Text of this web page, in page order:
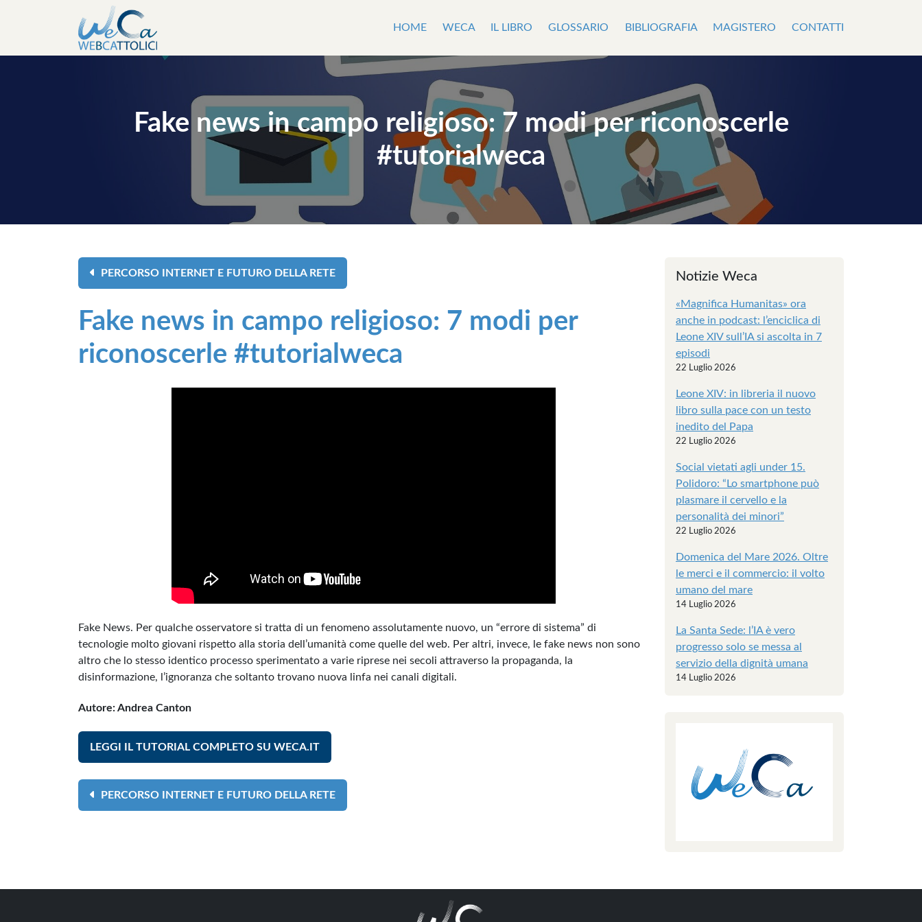
HOME WECA IL LIBRO GLOSSARIO BIBLIOGRAFIA MAGISTERO CONTATTI
Fake news in campo religioso: 7 modi per riconoscerle
#tutorialweca
PERCORSO INTERNET E FUTURO DELLA RETE
Fake news in campo religioso: 7 modi per
riconoscerle #tutorialweca
Fake News. Per qualche osservatore si tratta di un fenomeno assolutamente nuovo, un “errore di sistema” di
tecnologie molto giovani rispetto alla storia dell’umanità come quelle del web. Per altri, invece, le fake news non sono
altro che lo stesso identico processo sperimentato a varie riprese nei secoli attraverso la propaganda, la
disinformazione, l’ignoranza che soltanto trovano nuova linfa nei canali digitali.
Autore: Andrea Canton
LEGGI IL TUTORIAL COMPLETO SU WECA.IT
PERCORSO INTERNET E FUTURO DELLA RETE
Notizie Weca
«Magnifica Humanitas» ora
anche in podcast: l’enciclica di
Leone XIV sull’IA si ascolta in 7
episodi
22 Luglio 2026
Leone XIV: in libreria il nuovo
libro sulla pace con un testo
inedito del Papa
22 Luglio 2026
Social vietati agli under 15.
Polidoro: “Lo smartphone può
plasmare il cervello e la
personalità dei minori”
22 Luglio 2026
Domenica del Mare 2026. Oltre
le merci e il commercio: il volto
umano del mare
14 Luglio 2026
La Santa Sede: l’IA è vero
progresso solo se messa al
servizio della dignità umana
14 Luglio 2026